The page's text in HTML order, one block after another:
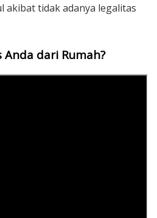
akibat tidak adanya legalitas
Anda dari Rumah?